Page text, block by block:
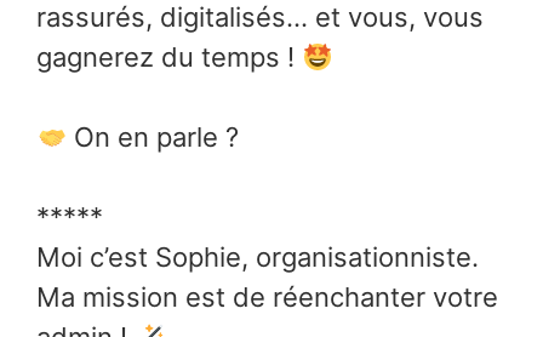
rassurés, digitalisés… et vous, vous
gagnerez du temps !
On en parle ?
*****
Moi c’est Sophie, organisationniste.
Ma mission est de réenchanter votre